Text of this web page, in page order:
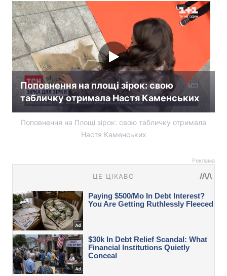
Поповнення на площі зірок: свою
табличку отримала Настя Каменських
Поповнення на Площі зірок: свою табличку отримала
Настя Каменських
Реклама